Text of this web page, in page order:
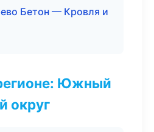
Бетон — Кровля и
Южный
округ